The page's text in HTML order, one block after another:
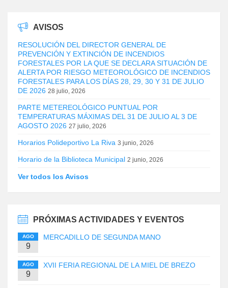
AVISOS
RESOLUCIÓN DEL DIRECTOR GENERAL DE
PREVENCIÓN Y EXTINCIÓN DE INCENDIOS
FORESTALES POR LA QUE SE DECLARA SITUACIÓN DE
ALERTA POR RIESGO METEOROLÓGICO DE INCENDIOS
FORESTALES PARA LOS DÍAS 28, 29, 30 Y 31 DE JULIO
DE 2026 28 julio, 2026
PARTE METEREOLÓGICO PUNTUAL POR
TEMPERATURAS MÁXIMAS DEL 31 DE JULIO AL 3 DE
AGOSTO 2026 27 julio, 2026
Horarios Polideportivo La Riva 3 junio, 2026
Horario de la Biblioteca Municipal 2 junio, 2026
Ver todos los Avisos
PRÓXIMAS ACTIVIDADES Y EVENTOS
AGO
9
MERCADILLO DE SEGUNDA MANO
AGO
9
XVII FERIA REGIONAL DE LA MIEL DE BREZO